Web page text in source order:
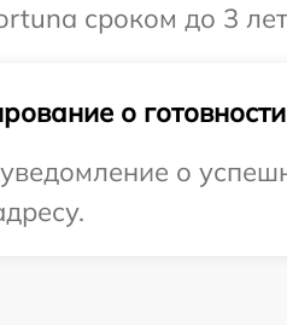
сроком до 3
о готовности
о